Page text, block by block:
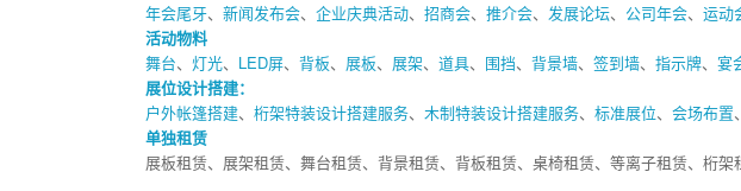
年会尾牙、 新闻发布会、 企业庆典活动、 招商会、 推介会、 发展论坛、 公司年会、 运动
活动物料
舞台、 灯光、 LED屏、 背板、 展板、 展架、 道具、 围挡、 背景墙、 签到墙、 指示牌、 宴
展位设计搭建：
户外帐篷搭建、 桁架特装设计搭建服务、 木制特装设计搭建服务、 标准展位、 会场布置、
单独租赁
展板租赁、展架租赁、舞台租赁、背景租赁、背板租赁、桌椅租赁、等离子租赁、桁